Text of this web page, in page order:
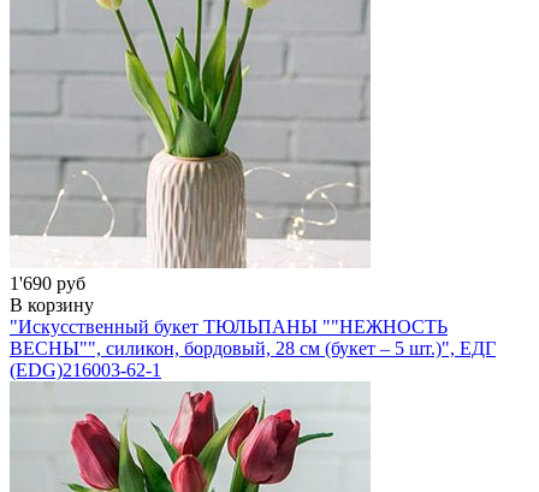
1'690 руб
В корзину
"Искусственный букет ТЮЛЬПАНЫ ""НЕЖНОСТЬ
ВЕСНЫ"", силикон, бордовый, 28 см (букет – 5 шт.)", ЕДГ
(EDG)216003-62-1